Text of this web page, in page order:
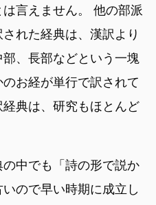
言えません。 他の部派
れた経典は、漢訳より
、長部などという一塊
お経が単行で訳されて
典は、研究もほとんど
中でも「詩の形で説か
ので早い時期に成立し